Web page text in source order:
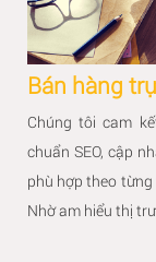
Bán hàng
Chúng tôi cam
chuẩn SEO, cập
phù hợp theo
Nhờ am hiểu thị